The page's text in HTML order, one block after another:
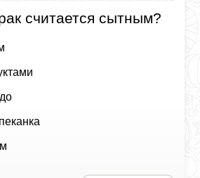
считается сытным?